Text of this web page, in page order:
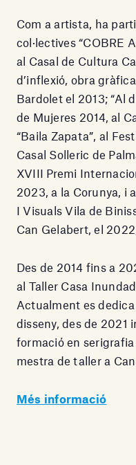
Com a artista, ha
col·lectives “COBRE
al Casal de Cultura
d’inflexió, obra
Bardolet el 2013; “Al
de Mujeres 2014, al
“Baila Zapata”, al
Casal Solleric de
XVIII Premi
2023, a la Corunya, i
I Visuals Vila de
Can Gelabert, el
Des de 2014 fins a
al Taller Casa
Actualment es
disseny, des de 2021
formació en
mestra de taller a
Més informació